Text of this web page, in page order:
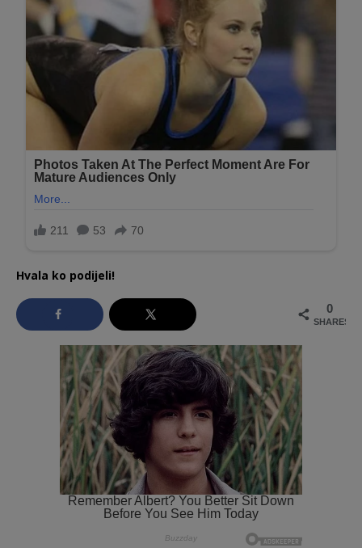
Hvala ko podijeli!
0
SHARES